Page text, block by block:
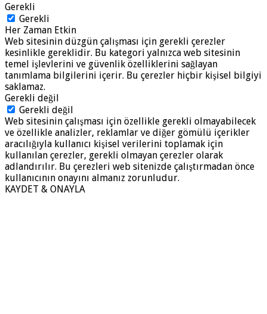
Gerekli
Gerekli
Her Zaman Etkin
Web sitesinin düzgün çalışması için gerekli çerezler
kesinlikle gereklidir. Bu kategori yalnızca web sitesinin
temel işlevlerini ve güvenlik özelliklerini sağlayan
tanımlama bilgilerini içerir. Bu çerezler hiçbir kişisel bilgiyi
saklamaz.
Gerekli değil
Gerekli değil
Web sitesinin çalışması için özellikle gerekli olmayabilecek
ve özellikle analizler, reklamlar ve diğer gömülü içerikler
aracılığıyla kullanıcı kişisel verilerini toplamak için
kullanılan çerezler, gerekli olmayan çerezler olarak
adlandırılır. Bu çerezleri web sitenizde çalıştırmadan önce
kullanıcının onayını almanız zorunludur.
KAYDET & ONAYLA